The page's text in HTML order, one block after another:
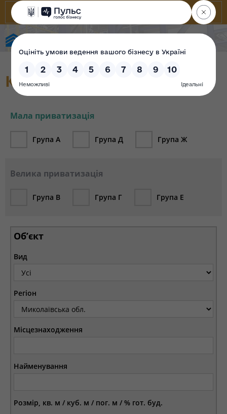
Каталог об`єктів (архів)
Мала приватизація
Група А Група Д Група Ж
Велика приватизація
Група В Група Г Група Е
Об’єкт
Вид
Регіон
Місцезнаходження
Найменування
Розмір, кв. м / куб. м / пог. м / % гот. буд.